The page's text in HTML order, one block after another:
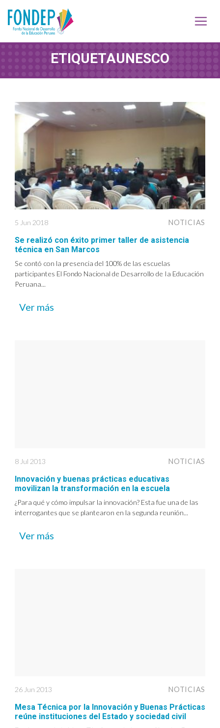
ETIQUETAUNESCO
5 Jun 2018 NOTICIAS
Se realizó con éxito primer taller de asistencia
técnica en San Marcos
Se contó con la presencia del 100% de las escuelas
participantes El Fondo Nacional de Desarrollo de Ia Educación
Peruana...
Ver más
8 Jul 2013 NOTICIAS
Innovación y buenas prácticas educativas
movilizan la transformación en la escuela
¿Para qué y cómo impulsar la innovación? Esta fue una de las
interrogantes que se plantearon en la segunda reunión...
Ver más
26 Jun 2013 NOTICIAS
Mesa Técnica por la Innovación y Buenas Prácticas
reúne instituciones del Estado y sociedad civil